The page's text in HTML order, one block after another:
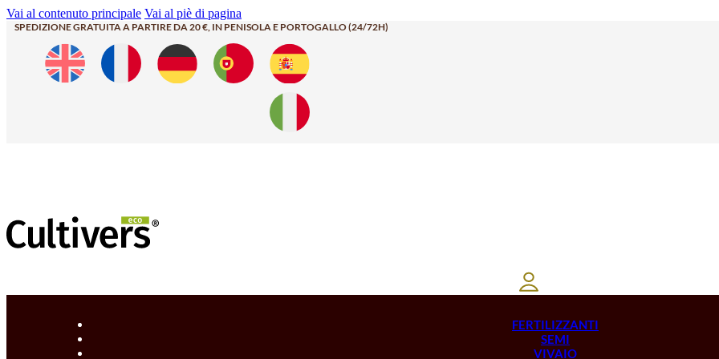
Vai al contenuto principale Vai al piè di pagina
SPEDIZIONE GRATUITA A PARTIRE DA 20 €, IN PENISOLA E PORTOGALLO (24/72H)
FERTILIZZANTI
SEMI
VIVAIO